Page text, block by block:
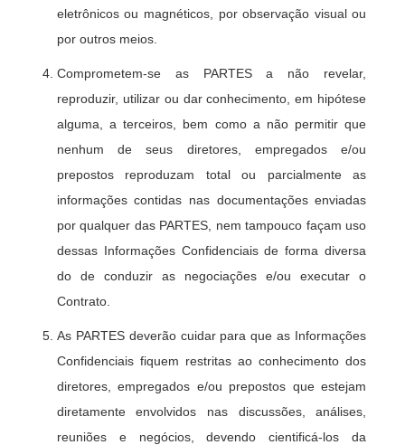
eletrônicos ou magnéticos, por observação visual ou
por outros meios.
Comprometem-se as PARTES a não revelar,
reproduzir, utilizar ou dar conhecimento, em hipótese
alguma, a terceiros, bem como a não permitir que
nenhum de seus diretores, empregados e/ou
prepostos reproduzam total ou parcialmente as
informações contidas nas documentações enviadas
por qualquer das PARTES, nem tampouco façam uso
dessas Informações Confidenciais de forma diversa
do de conduzir as negociações e/ou executar o
Contrato.
As PARTES deverão cuidar para que as Informações
Confidenciais fiquem restritas ao conhecimento dos
diretores, empregados e/ou prepostos que estejam
diretamente envolvidos nas discussões, análises,
reuniões e negócios, devendo cientificá-los da